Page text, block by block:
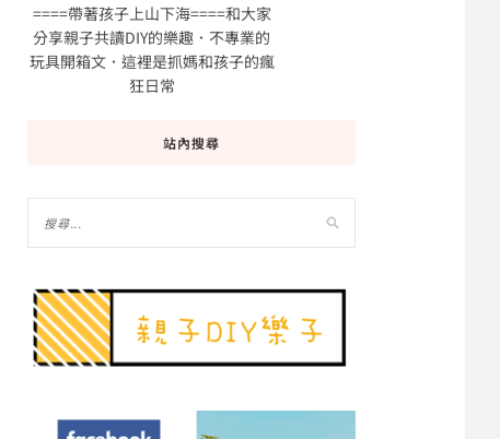
====帶著孩子上山下海====和大家
分享親子共讀DIY的樂趣．不專業的
玩具開箱文．這裡是抓媽和孩子的瘋
狂日常
站內搜尋